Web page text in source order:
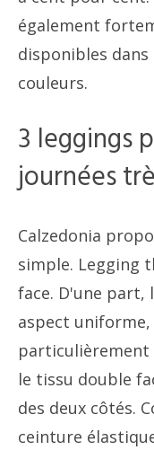
également
disponibles
couleurs.
3 leggings
journées
Calzedonia
simple. Legging
face. D'une part,
aspect
particulièrement
le tissu double
des deux côtés.
ceinture